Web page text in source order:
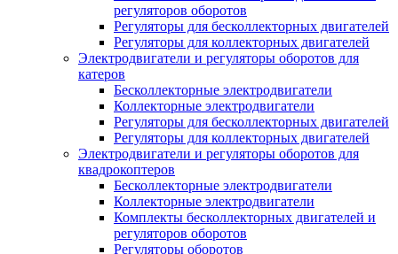
регуляторов оборотов
Регуляторы для бесколлекторных двигателей
Регуляторы для коллекторных двигателей
Электродвигатели и регуляторы оборотов для
катеров
Бесколлекторные электродвигатели
Коллекторные электродвигатели
Регуляторы для бесколлекторных двигателей
Регуляторы для коллекторных двигателей
Электродвигатели и регуляторы оборотов для
квадрокоптеров
Бесколлекторные электродвигатели
Коллекторные электродвигатели
Комплекты бесколлекторных двигателей и
регуляторов оборотов
Регуляторы оборотов